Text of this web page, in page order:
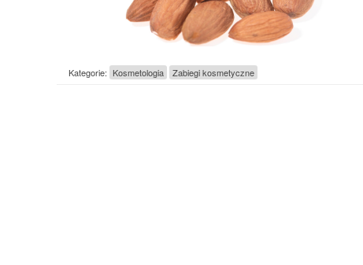
Kategorie: Kosmetologia Zabiegi kosmetyczne